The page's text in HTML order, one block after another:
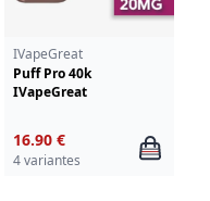
IVapeGreat
Puff Pro 40k
IVapeGreat
16.90 €
4 variantes